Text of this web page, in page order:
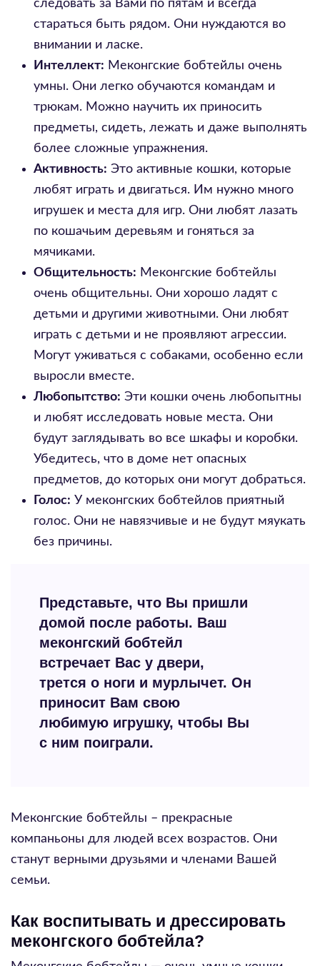
следовать за Вами по пятам и всегда
стараться быть рядом. Они нуждаются во
внимании и ласке.
Интеллект: Меконгские бобтейлы очень
умны. Они легко обучаются командам и
трюкам. Можно научить их приносить
предметы, сидеть, лежать и даже выполнять
более сложные упражнения.
Активность: Это активные кошки, которые
любят играть и двигаться. Им нужно много
игрушек и места для игр. Они любят лазать
по кошачьим деревьям и гоняться за
мячиками.
Общительность: Меконгские бобтейлы
очень общительны. Они хорошо ладят с
детьми и другими животными. Они любят
играть с детьми и не проявляют агрессии.
Могут уживаться с собаками, особенно если
выросли вместе.
Любопытство: Эти кошки очень любопытны
и любят исследовать новые места. Они
будут заглядывать во все шкафы и коробки.
Убедитесь, что в доме нет опасных
предметов, до которых они могут добраться.
Голос: У меконгских бобтейлов приятный
голос. Они не навязчивые и не будут мяукать
без причины.
Представьте, что Вы пришли
домой после работы. Ваш
меконгский бобтейл
встречает Вас у двери,
трется о ноги и мурлычет. Он
приносит Вам свою
любимую игрушку, чтобы Вы
с ним поиграли.
Меконгские бобтейлы – прекрасные
компаньоны для людей всех возрастов. Они
станут верными друзьями и членами Вашей
семьи.
Как воспитывать и дрессировать
меконгского бобтейла?